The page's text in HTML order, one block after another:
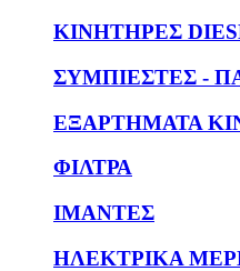
KΙΝΗΤΗΡΕΣ
ΣΥΜΠΙΕΣΤΕΣ -
ΕΞΑΡΤΗΜΑΤΑ
ΦΙΛΤΡΑ
ΙΜΑΝΤΕΣ
ΗΛΕΚΤΡΙΚΑ